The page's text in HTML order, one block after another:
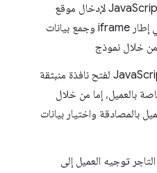
استخدام JavaScript لإدخال موقع
الويب الخاص بمعالج الدفع في إطار iframe وجمع بيانات
من خلال نموذج
استخدام JavaScript لفتح نافذة منبثقة
بالعميل، إما من خلال
بالمصادقة واختيار بيانات
توجيه العميل إلى